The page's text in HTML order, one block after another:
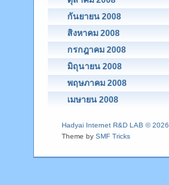
กันยายน 2008
สิงหาคม 2008
กรกฎาคม 2008
มิถุนายน 2008
พฤษภาคม 2008
เมษายน 2008
Hadyai Internet R&D LAB © 2026
Theme by SMF Tricks